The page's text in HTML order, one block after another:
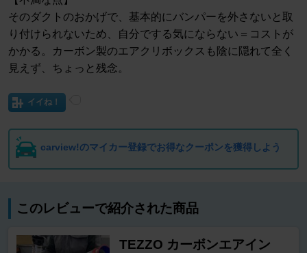
そのダクトのおかげで、基本的にバンパーを外さないと取
り付けられないため、自分でする気にならない＝コストが
かかる。カーボン製のエアクリボックスも陰に隠れて全く
見えず、ちょっと残念。
イイね！
carview!のマイカー登録でお得なクーポンを獲得しよう
このレビューで紹介された商品
TEZZO カーボンエアイン